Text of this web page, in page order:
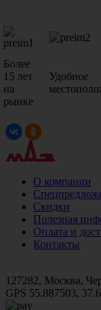
Более
15 лет
на
рынке
Удобное
О компании
Скидки
Полезная
Оплата и
Контакты
127282, Москва,
GPS 55.887503,